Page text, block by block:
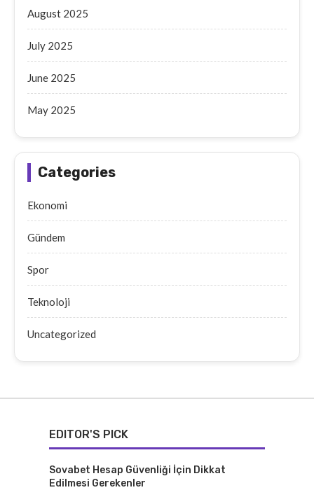
August 2025
July 2025
June 2025
May 2025
Categories
Ekonomi
Gündem
Spor
Teknoloji
Uncategorized
EDITOR'S PICK
Sovabet Hesap Güvenliği İçin Dikkat
Edilmesi Gerekenler